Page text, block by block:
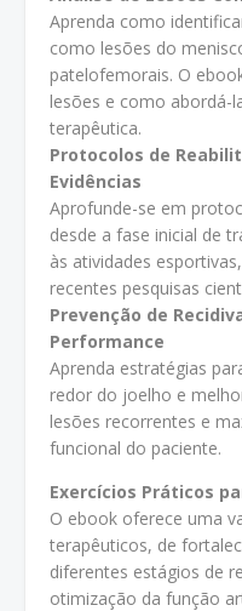
Aprenda como
como lesões do
patelofemorais. O
lesões e como abordá-
terapêutica.
Protocolos de
Evidências
Aprofunde-se em
desde a fase inicial de
às atividades
recentes pesquisas
Prevenção de
Performance
Aprenda estratégias
redor do joelho e
lesões recorrentes e
funcional do paciente.
Exercícios Práticos
O ebook oferece uma
terapêuticos, de
diferentes estágios de
otimização da função